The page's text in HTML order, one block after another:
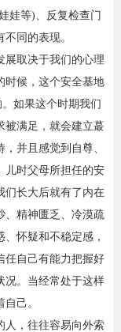
娃等)、反复检查门
同的表现。
展取决于我们的心理
时候，这个安全基地
如果这个时期我们
被满足，就会建立蕞
并且感觉到自尊、
儿时父母所担任的安
们长大后就有了内在
、精神匮乏、冷漠疏
怀疑和不稳定感，
任自己有能力把握好
况。当经常处于这样
己。
人，往往容易向外索